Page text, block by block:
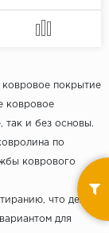
покрытие
ковровое
так и без основы.
по
коврового
что делает
для